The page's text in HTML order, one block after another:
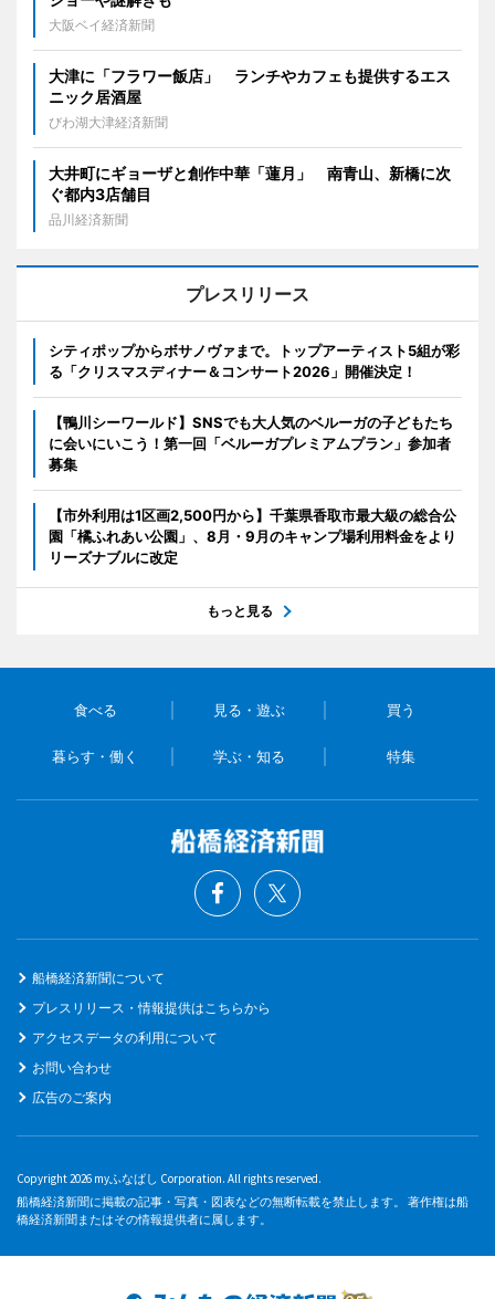
大阪ベイ経済新聞
大津に「フラワー飯店」 ランチやカフェも提供するエス
ニック居酒屋
びわ湖大津経済新聞
大井町にギョーザと創作中華「蓮月」 南青山、新橋に次
ぐ都内3店舗目
品川経済新聞
プレスリリース
シティポップからボサノヴァまで。トップアーティスト5組が彩
る「クリスマスディナー＆コンサート2026」開催決定！
【鴨川シーワールド】SNSでも大人気のベルーガの子どもたち
に会いにいこう！第一回「ベルーガプレミアムプラン」参加者
募集
【市外利用は1区画2,500円から】千葉県香取市最大級の総合公
園「橘ふれあい公園」、8月・9月のキャンプ場利用料金をより
リーズナブルに改定
もっと見る
食べる 見る・遊ぶ 買う
暮らす・働く 学ぶ・知る 特集
船橋経済新聞について
プレスリリース・情報提供はこちらから
アクセスデータの利用について
お問い合わせ
広告のご案内
Copyright 2026 myふなばし Corporation. All rights reserved.
船橋経済新聞に掲載の記事・写真・図表などの無断転載を禁止します。 著作権は船
橋経済新聞またはその情報提供者に属します。